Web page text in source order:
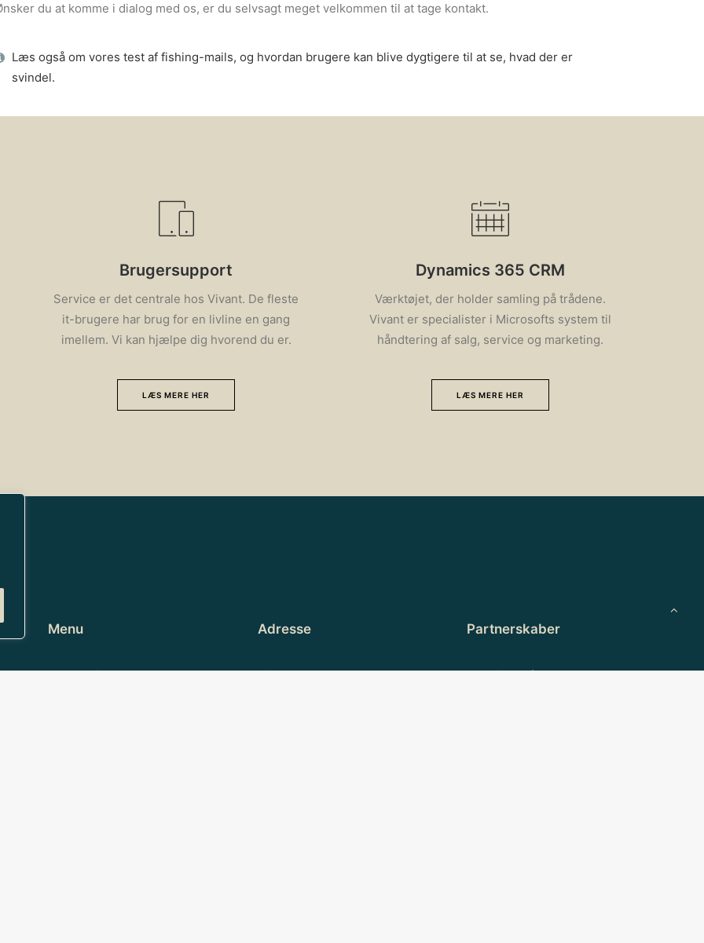
du at komme i dialog med os, er du selvsagt meget velkommen til at tage kontakt.
Læs også om vores test af fishing-mails, og hvordan brugere kan blive dygtigere til at se, hvad der er
svindel.
Brugersupport
Service er det centrale hos Vivant. De fleste
it-brugere har brug for en livline en gang
imellem. Vi kan hjælpe dig hvorend du er.
LÆS MERE HER
Dynamics 365 CRM
Værktøjet, der holder samling på trådene.
Vivant er specialister i Microsofts system til
håndtering af salg, service og marketing.
LÆS MERE HER
Menu
Om Vivant
Adresse
Vivant support:
Partnerskaber
Microsoft